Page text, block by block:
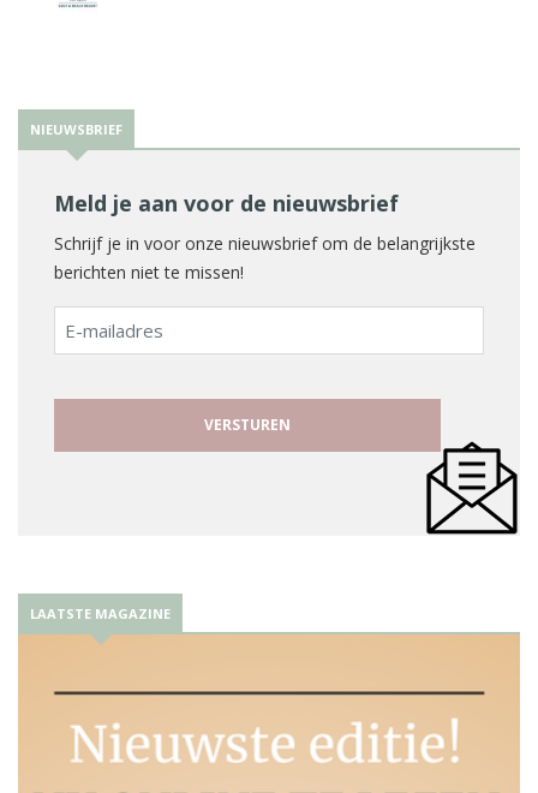
NIEUWSBRIEF
Meld je aan voor de nieuwsbrief
Schrijf je in voor onze nieuwsbrief om de belangrijkste
berichten niet te missen!
E-
mailadres
LAATSTE MAGAZINE